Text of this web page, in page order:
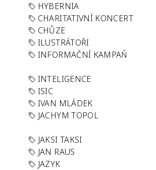
HYBERNIA
CHARITATIVNÍ KONCERT
CHŮZE
ILUSTRÁTOŘI
INFORMAČNÍ KAMPAŇ
INTELIGENCE
ISIC
IVAN MLÁDEK
JACHYM TOPOL
JAKSI TAKSI
JAN RAUS
JAZYK